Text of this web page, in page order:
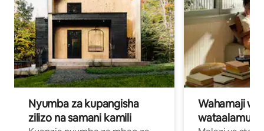
Nyumba za kupangisha
zilizo na samani kamili
Wahamaji
wataalamu